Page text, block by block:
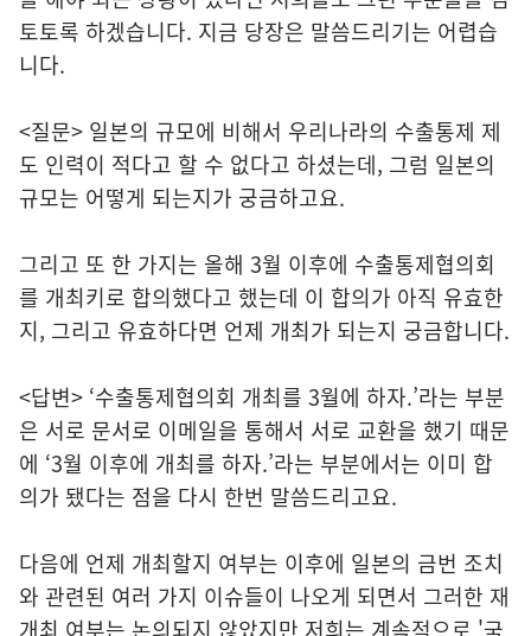
토토록 하겠습니다. 지금 당장은 말씀드리기는 어렵습
니다.
<질문> 일본의 규모에 비해서 우리나라의 수출통제 제
도 인력이 적다고 할 수 없다고 하셨는데, 그럼 일본의
규모는 어떻게 되는지가 궁금하고요.
그리고 또 한 가지는 올해 3월 이후에 수출통제협의회
를 개최키로 합의했다고 했는데 이 합의가 아직 유효한
지, 그리고 유효하다면 언제 개최가 되는지 궁금합니다.
<답변> ‘수출통제협의회 개최를 3월에 하자.’라는 부분
은 서로 문서로 이메일을 통해서 서로 교환을 했기 때문
에 ‘3월 이후에 개최를 하자.’라는 부분에서는 이미 합
의가 됐다는 점을 다시 한번 말씀드리고요.
다음에 언제 개최할지 여부는 이후에 일본의 금번 조치
와 관련된 여러 가지 이슈들이 나오게 되면서 그러한 재
개최 여부는 논의되지 않았지만 저희는 계속적으로 '국